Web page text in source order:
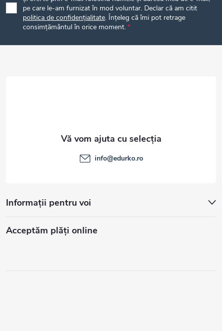
o
pe care le-am furnizat în mod voluntar. Declar că am citit
politica de confidențialitate. Înțeleg că îmi pot retrage
consimțământul în orice moment.
Informații pentru voi
Acceptăm plăţi online
info@edurko.ro